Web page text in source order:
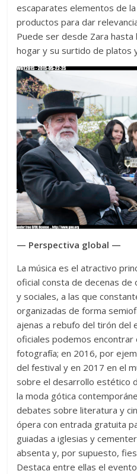
escaparates elementos de
productos para dar
Puede ser desde Zara
hogar y su surtido de platos
— Perspectiva global —
La música es el atractivo
oficial consta de decenas
y sociales, a las que
organizadas de forma
ajenas a rebufo del tirón del
oficiales podemos
fotografía; en 2016, por
del festival y en 2017 en el
sobre el desarrollo estético
la moda gótica
debates sobre literatura y
ópera con entrada gratuita
guiadas a iglesias y
absenta y, por supuesto,
Destaca entre ellas el